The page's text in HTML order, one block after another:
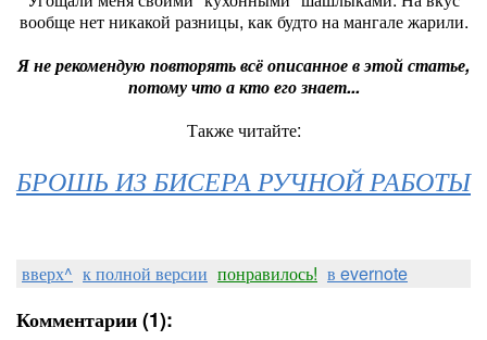
вообще нет никакой разницы, как будто на мангале жарили.
Я не рекомендую повторять всё описанное в этой статье,
потому что а кто его знает...
Также читайте:
БРОШЬ ИЗ БИСЕРА РУЧНОЙ РАБОТЫ
вверх^ к полной версии понравилось! в evernote
Комментарии (1):